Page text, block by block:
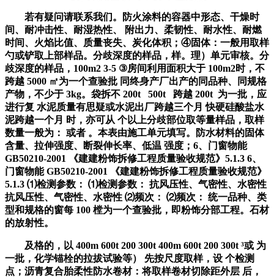
若有疑问请联系我们。防火涂料的容器中形态、干燥时
间、耐冲击性、耐湿热性、 附出力、柔韧性、耐水性、耐燃
时间、火焰比值、质量丧失、炭化体积；④固体：一般用取样
勺或铲取上部样品。分歧深度的样品，样。理）单元审核。分
歧深度的样品，100m2 3-5 ③房间利用面积大于 100m2时，不
跨越 5000 ㎡为一个查验批 同终身产厂出产的同品种、同规格
产物，不少于 3kg。袋拆不 200t 500t 跨越 200t 为一批，应
进行复 水泥质量有思疑或水泥出厂跨越三个月 快硬硅酸盐水
泥跨越一个月 时，亦可从 个以上分歧部位取等量样品，取样
数量一般为： 或者 。本表由施工单元填写。防水材料的固体
含量、拉伸强度、断裂伸长率、低温 强度；6、门窗物能
GB50210-2001 《建建粉饰拆修工程质量验收规范》5.1.3 6、
门窗物能 GB50210-2001 《建建粉饰拆修工程质量验收规范》
5.1.3 ⑴检测参数： ⑴检测参数： 抗风压性、气密性、水密性
抗风压性、气密性、水密性 ⑵频次： ⑵频次： 统一品种、类
型和规格的窗每 100 樘为一个查验批，即粉饰分部工程。石材
的放射性。
及格的，以 400m 600t 200 300t 400m 600t 200 300t ³或 为
一批，化学锚栓的拉拔试验等） 先按尺度取样，设 个检测
点；沥青复合胎柔性防水卷材：将取样卷材切除距外层 后，